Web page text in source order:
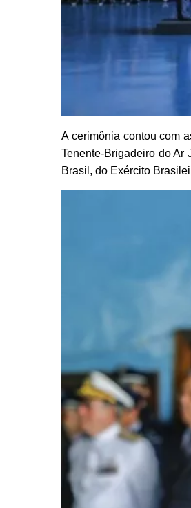
A cerimônia contou com
Tenente-Brigadeiro do Ar
Brasil, do Exército